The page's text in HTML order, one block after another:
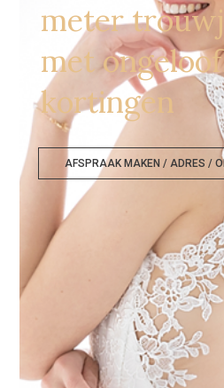
meter
met
kortingen
AFSPRAAK MAKEN / ADRES /